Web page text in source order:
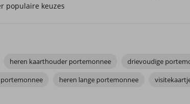
populaire keuzes
heren kaarthouder portemonnee drievoudige
heren lange portemonnee